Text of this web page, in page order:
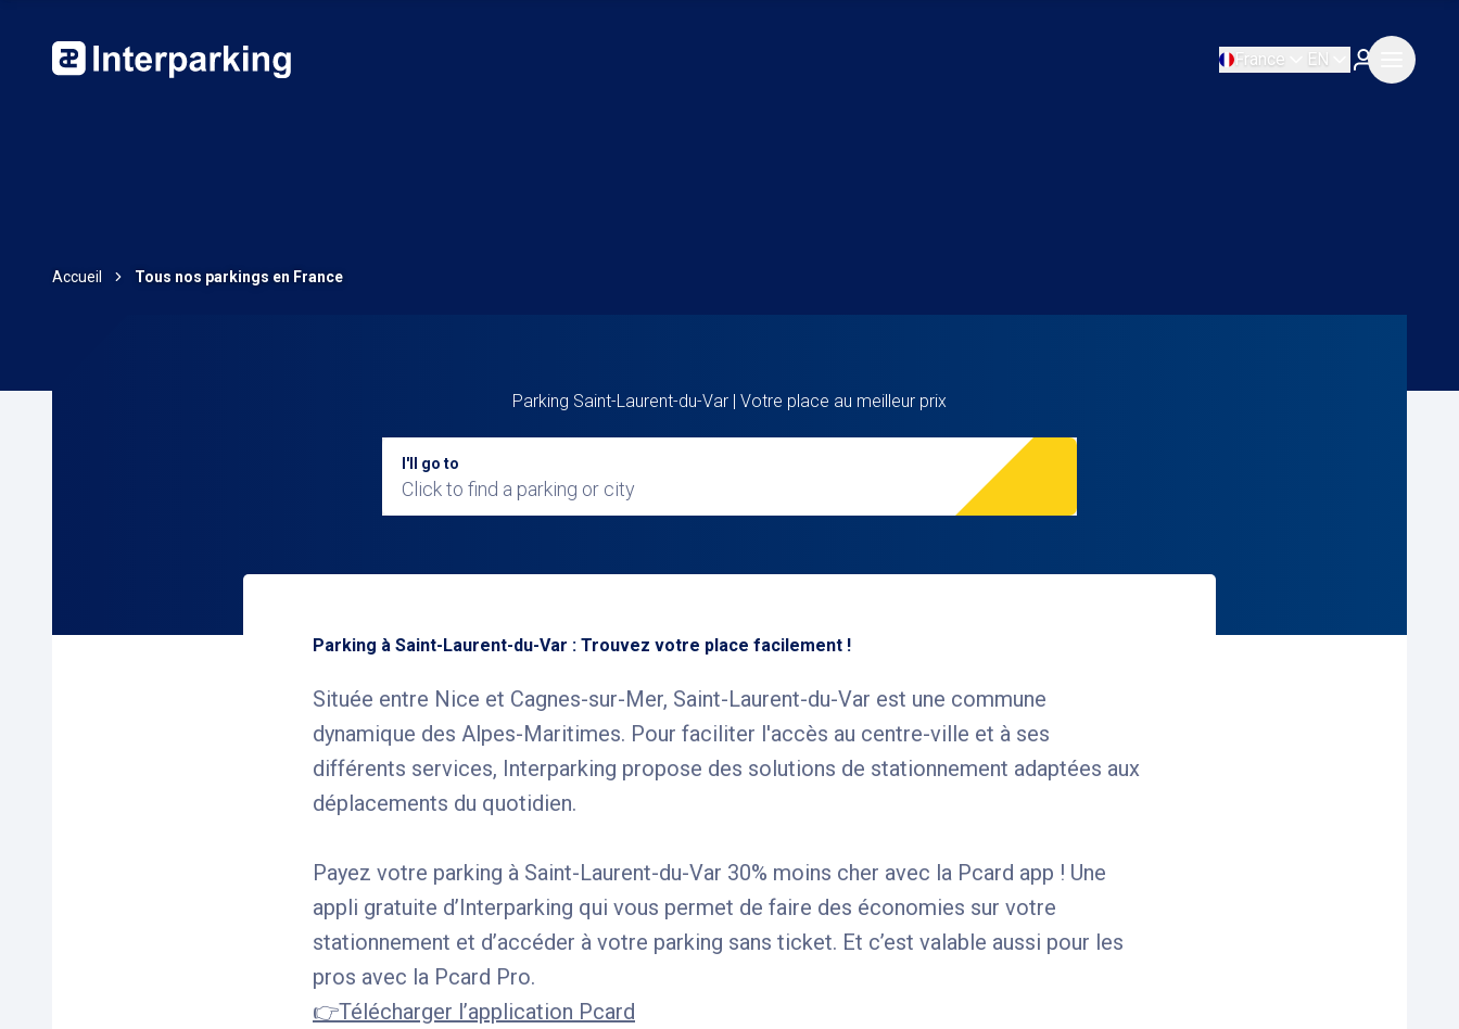
France EN
Accueil Tous nos parkings en France
Parking Saint-Laurent-du-Var | Votre place au meilleur prix
I'll go to
Click to find a parking or city
Parking à Saint-Laurent-du-Var : Trouvez votre place facilement !
Située entre Nice et Cagnes-sur-Mer, Saint-Laurent-du-Var est une commune
dynamique des Alpes-Maritimes. Pour faciliter l'accès au centre-ville et à ses
différents services, Interparking propose des solutions de stationnement adaptées aux
déplacements du quotidien.
Payez votre parking à Saint-Laurent-du-Var 30% moins cher avec la Pcard app ! Une
appli gratuite d’Interparking qui vous permet de faire des économies sur votre
stationnement et d’accéder à votre parking sans ticket. Et c’est valable aussi pour les
pros avec la Pcard Pro.
👉Télécharger l’application Pcard